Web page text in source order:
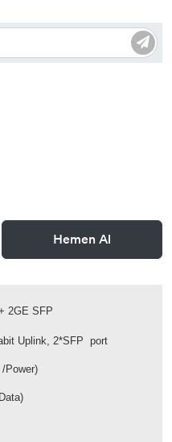
Hemen Al
2GE SFP
Uplink, 2*SFP port
Power)